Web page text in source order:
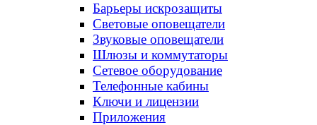
Барьеры искрозащиты
Световые оповещатели
Звуковые оповещатели
Шлюзы и коммутаторы
Сетевое оборудование
Телефонные кабины
Ключи и лицензии
Приложения